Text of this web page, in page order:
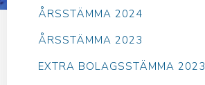
ÅRSSTÄMMA 2024
ÅRSSTÄMMA 2023
EXTRA BOLAGSSTÄMMA 2023